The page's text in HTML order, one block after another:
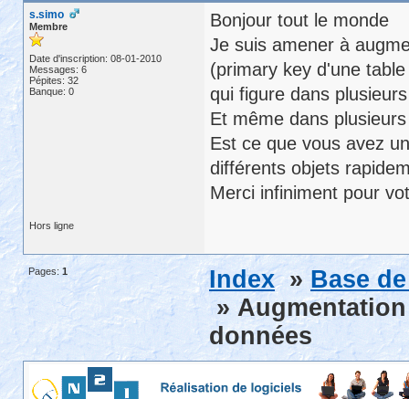
s.simo
Membre
Date d'inscription: 08-01-2010
Messages: 6
Pépites: 32
Banque: 0
Bonjour tout le monde
Je suis amener à
(primary key d'une
qui figure dans
Et même dans
Est ce que vous avez
différents objets
Merci infiniment pour
Hors ligne
Pages: 1 Index »Base
»
données